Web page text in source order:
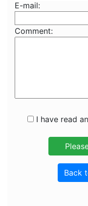
E-mail:
Comment:
I have read
Back